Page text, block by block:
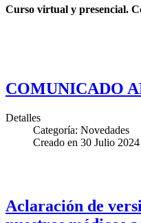
Curso virtual y presencial.
COMUNICADO
Detalles
Categoría: Novedades
Creado en 30 Julio 2024
Aclaración de